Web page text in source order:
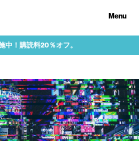
Menu
中！購読料20％オフ。